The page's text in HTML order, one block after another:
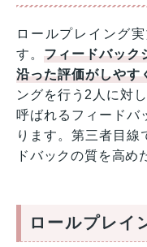
ロールプレイング
す。フィードバック
沿った評価がしやす
ングを行う2人に対
呼ばれるフィードバ
ります。第三者目線
ドバックの質を高め
ロールプレイ